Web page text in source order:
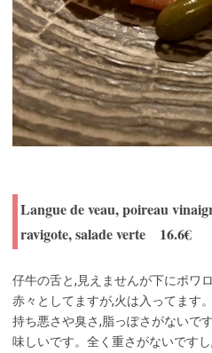
Langue de veau, poireau
ravigote, salade verte 16.6€
仔牛の舌と,見えませんが下にポワ
赤々としてますが,火は入ってます
持ち悪さや臭さ,脂っぽさがないで
味しいです。全く重さがないです